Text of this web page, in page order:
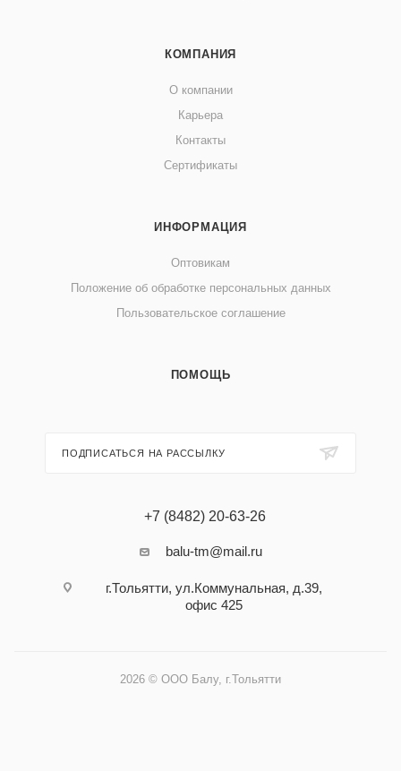
КОМПАНИЯ
О компании
Карьера
Контакты
Сертификаты
ИНФОРМАЦИЯ
Оптовикам
Положение об обработке персональных данных
Пользовательское соглашение
ПОМОЩЬ
ПОДПИСАТЬСЯ НА РАССЫЛКУ
+7 (8482) 20-63-26
balu-tm@mail.ru
г.Тольятти, ул.Коммунальная, д.39,
офис 425
2026 © ООО Балу, г.Тольятти